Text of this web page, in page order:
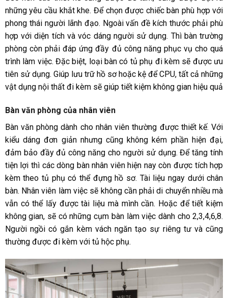
những yêu cầu khắt khe. Để chọn được chiếc bàn phù hợp với
phong thái người lãnh đạo. Ngoài vấn đề kích thước phải phù
hợp với diện tích và vóc dáng người sử dụng. Thì bàn trường
phòng còn phải đáp ứng đầy đủ công năng phục vụ cho quá
trình làm việc. Đặc biệt, loại bàn có tủ phụ đi kèm sẽ được ưu
tiên sử dụng. Giúp lưu trữ hồ sơ hoặc kệ để CPU, tất cả những
vật dụng nội thất đi kèm sẽ giúp tiết kiệm không gian hiệu quả
Bàn văn phòng của nhân viên
Bàn văn phòng dành cho nhân viên thường được thiết kế. Với
kiểu dáng đơn giản nhưng cũng không kém phần hiện đại,
đảm bảo đầy đủ công năng cho người sử dụng. Để tăng tính
tiện lợi thì các dòng bàn nhân viên hiện nay còn được tích hợp
kèm theo tủ phụ có thể đựng hồ sơ. Tài liệu ngay dưới chân
bàn. Nhân viên làm việc sẽ không cần phải di chuyển nhiều mà
vẫn có thể lấy được tài liệu mà mình cần. Hoặc để tiết kiệm
không gian, sẽ có những cụm bàn làm việc dành cho 2,3,4,6,8.
Người ngồi có gắn kèm vách ngăn tạo sự riêng tư và cũng
thường được đi kèm với tủ hộc phụ.